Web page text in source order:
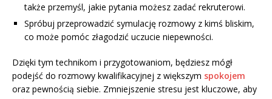
także przemyśl, jakie pytania możesz zadać rekruterowi.
Spróbuj przeprowadzić symulację rozmowy z kimś bliskim,
co może pomóc złagodzić uczucie niepewności.
Dzięki tym technikom i przygotowaniom, będziesz mógł
podejść do rozmowy kwalifikacyjnej z większym spokojem
oraz pewnością siebie. Zmniejszenie stresu jest kluczowe, aby